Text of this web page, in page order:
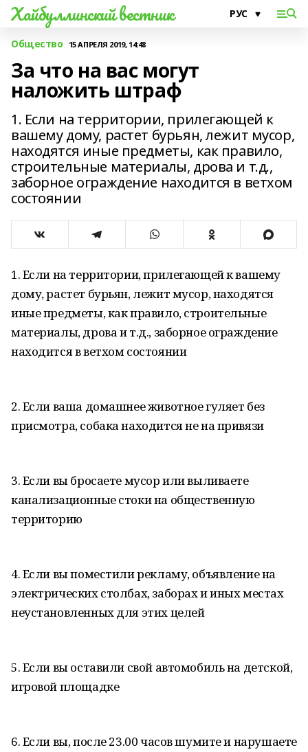
Хайбуллинский вестник
Общество 15 АПРЕЛЯ 2019, 14:48
За что на вас могут
наложить штраф
1. Если на территории, прилегающей к
вашему дому, растет бурьян, лежит мусор,
находятся иные предметы, как правило,
строительные материалы, дрова и т.д.,
заборное ограждение находится в ветхом
состоянии
1. Если на территории, прилегающей к вашему
дому, растет бурьян, лежит мусор, находятся
иные предметы, как правило, строительные
материалы, дрова и т.д., заборное ограждение
находится в ветхом состоянии
2. Если ваша домашнее животное гуляет без
присмотра, собака находится не на привязи
3. Если вы бросаете мусор или выливаете
канализационные стоки на общественную
территорию
4. Если вы поместили рекламу, объявление на
электрических столбах, заборах и иных местах
неустановленных для этих целей
5. Если вы оставили свой автомобиль на детской,
игровой площадке
6. Если вы, после 23.00 часов шумите и нарушаете